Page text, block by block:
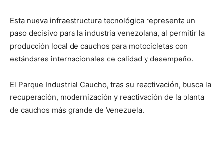
Esta nueva infraestructura tecnológica representa un
paso decisivo para la industria venezolana, al permitir la
producción local de cauchos para motocicletas con
estándares internacionales de calidad y desempeño.
El Parque Industrial Caucho, tras su reactivación, busca la
recuperación, modernización y reactivación de la planta
de cauchos más grande de Venezuela.